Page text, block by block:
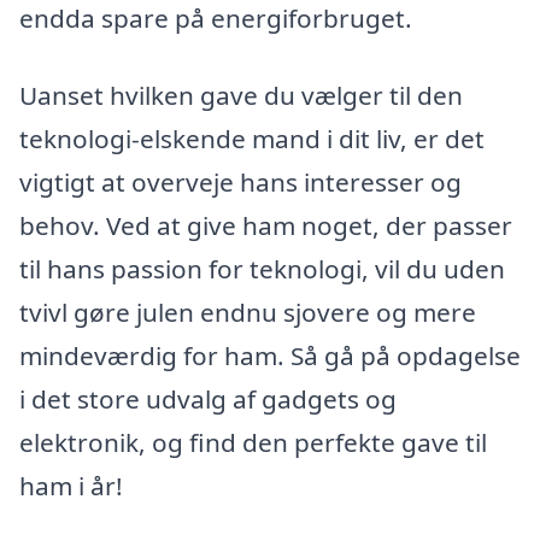
endda spare på energiforbruget.
Uanset hvilken gave du vælger til den
teknologi-elskende mand i dit liv, er det
vigtigt at overveje hans interesser og
behov. Ved at give ham noget, der passer
til hans passion for teknologi, vil du uden
tvivl gøre julen endnu sjovere og mere
mindeværdig for ham. Så gå på opdagelse
i det store udvalg af gadgets og
elektronik, og find den perfekte gave til
ham i år!